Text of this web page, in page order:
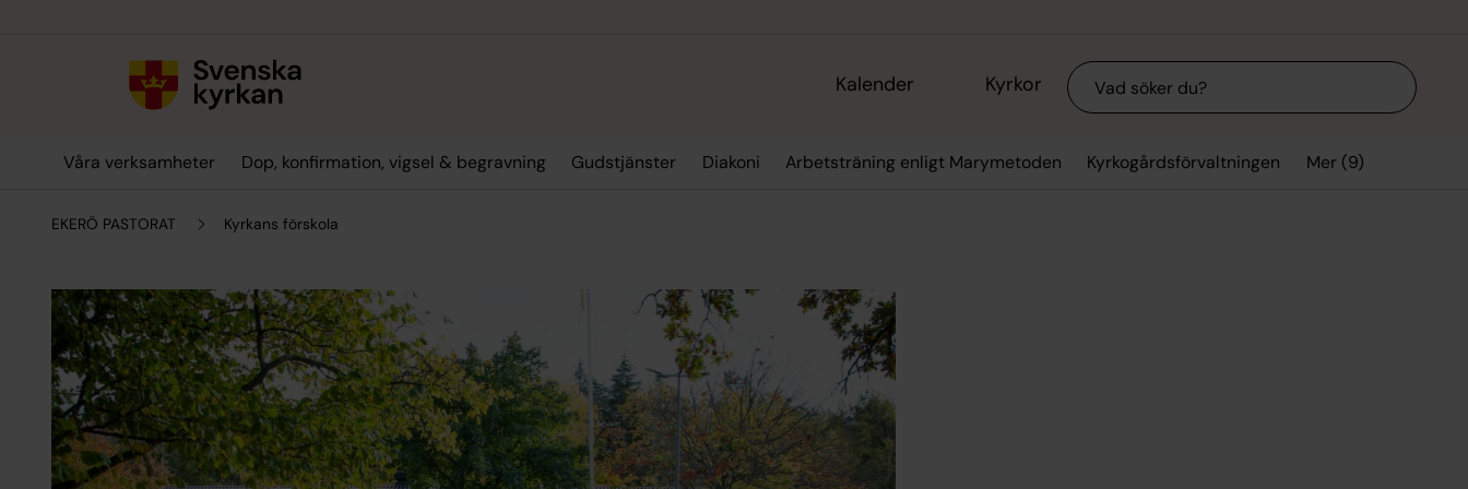
Kalender Kyrkor Sök
Våra verksamheter Dop, konfirmation, vigsel & begravning Gudstjänster Diakoni Arbetsträning enligt Marymetoden Kyrkogårdsförvaltningen Mer (9)
EKERÖ PASTORAT Kyrkans förskola